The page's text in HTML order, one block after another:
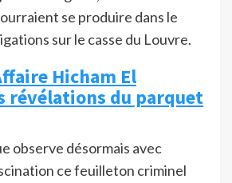
se produire dans le
sur le casse du Louvre.
Hicham El
révélations du parquet
observe désormais avec
ce feuilleton criminel